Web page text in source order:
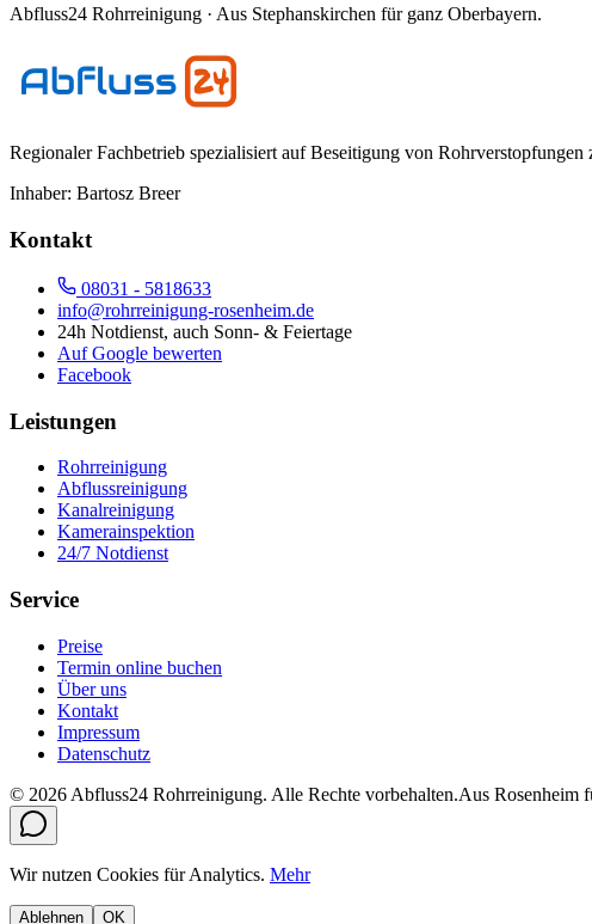
Abfluss24 Rohrreinigung · Aus Stephanskirchen für ganz Oberbayern.
Regionaler Fachbetrieb spezialisiert auf Beseitigung von Rohrverstopfungen
Inhaber: Bartosz Breer
Kontakt
08031 - 5818633
info@rohrreinigung-rosenheim.de
24h Notdienst, auch Sonn- & Feiertage
Auf Google bewerten
Facebook
Leistungen
Rohrreinigung
Abflussreinigung
Kanalreinigung
Kamerainspektion
24/7 Notdienst
Service
Preise
Termin online buchen
Über uns
Kontakt
Impressum
Datenschutz
© 2026 Abfluss24 Rohrreinigung. Alle Rechte vorbehalten.Aus Rosenheim
Wir nutzen Cookies für Analytics. Mehr
Ablehnen OK